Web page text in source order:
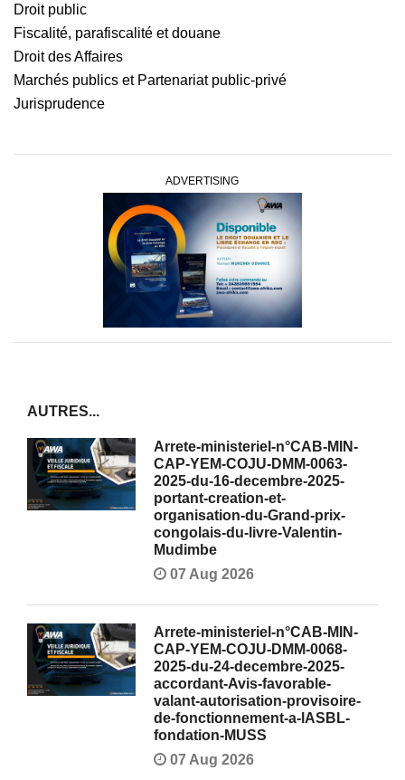
Droit public
Fiscalité, parafiscalité et douane
Droit des Affaires
Marchés publics et Partenariat public-privé
Jurisprudence
ADVERTISING
AUTRES...
Arrete-ministeriel-n°CAB-MIN-
CAP-YEM-COJU-DMM-0063-
2025-du-16-decembre-2025-
portant-creation-et-
organisation-du-Grand-prix-
congolais-du-livre-Valentin-
Mudimbe
07 Aug 2026
Arrete-ministeriel-n°CAB-MIN-
CAP-YEM-COJU-DMM-0068-
2025-du-24-decembre-2025-
accordant-Avis-favorable-
valant-autorisation-provisoire-
de-fonctionnement-a-lASBL-
fondation-MUSS
07 Aug 2026